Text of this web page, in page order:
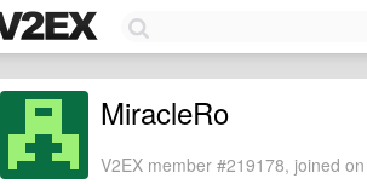
MiracleRo
V2EX member #219178, joined